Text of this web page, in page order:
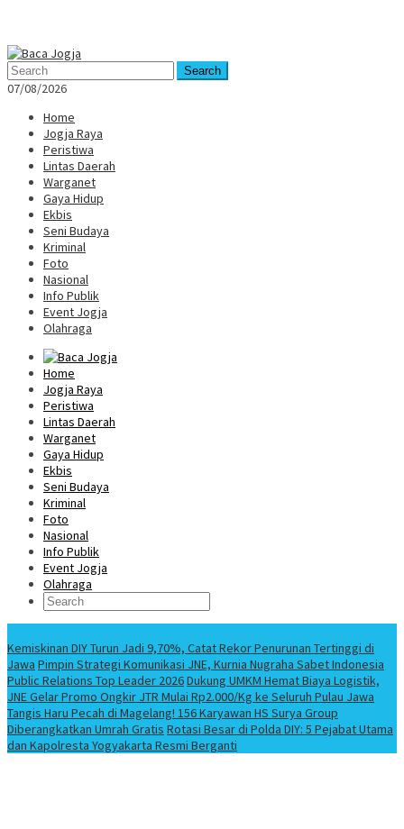
Mobile
Menu
Search
07/08/2026
Home
Jogja Raya
Peristiwa
Lintas Daerah
Warganet
Gaya Hidup
Ekbis
Seni Budaya
Kriminal
Foto
Nasional
Info Publik
Event Jogja
Olahraga
Home
Jogja Raya
Peristiwa
Lintas Daerah
Warganet
Gaya Hidup
Ekbis
Seni Budaya
Kriminal
Foto
Nasional
Info Publik
Event Jogja
Olahraga
Kemiskinan DIY Turun Jadi 9,70%, Catat Rekor Penurunan Tertinggi di
Jawa Pimpin Strategi Komunikasi JNE, Kurnia Nugraha Sabet Indonesia
Public Relations Top Leader 2026Dukung UMKM Hemat Biaya Logistik,
JNE Gelar Promo Ongkir JTR Mulai Rp2.000/Kg ke Seluruh Pulau Jawa
Tangis Haru Pecah di Magelang! 156 Karyawan HS Surya Group
Diberangkatkan Umrah Gratis Rotasi Besar di Polda DIY: 5 Pejabat Utama
dan Kapolresta Yogyakarta Resmi Berganti